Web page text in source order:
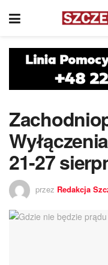
21-27
przez Redakcja